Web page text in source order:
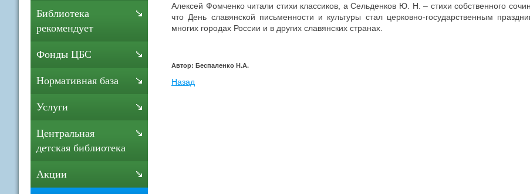
Алексей Фомченко читали стихи классиков, а Сельденков Ю. Н. – стихи собственного
что День славянской письменности и культуры стал церковно-государственным
многих городах России и в других славянских странах.
Автор: Беспаленко Н.А.
Назад
Библиотека
рекомендует
Фонды ЦБС
Нормативная база
Услуги
Центральная
детская библиотека
Акции